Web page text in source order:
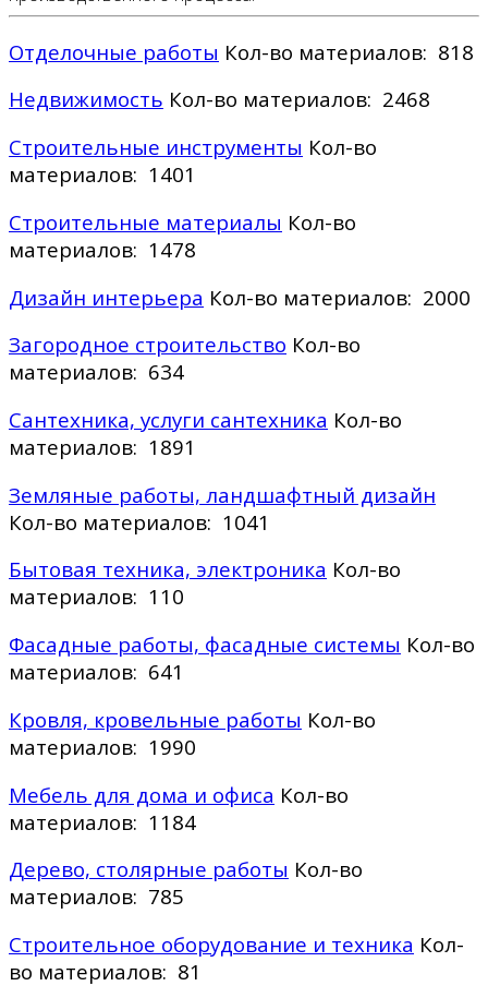
Отделочные работы Кол-во материалов: 818
Недвижимость Кол-во материалов: 2468
Строительные инструменты Кол-во
материалов: 1401
Строительные материалы Кол-во
материалов: 1478
Дизайн интерьера Кол-во материалов: 2000
Загородное строительство Кол-во
материалов: 634
Сантехника, услуги сантехника Кол-во
материалов: 1891
Земляные работы, ландшафтный дизайн
Кол-во материалов: 1041
Бытовая техника, электроника Кол-во
материалов: 110
Фасадные работы, фасадные системы Кол-во
материалов: 641
Кровля, кровельные работы Кол-во
материалов: 1990
Мебель для дома и офиса Кол-во
материалов: 1184
Дерево, столярные работы Кол-во
материалов: 785
Строительное оборудование и техника Кол-
во материалов: 81